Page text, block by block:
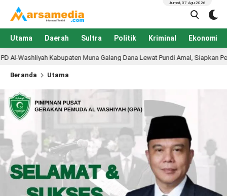
Utama Daerah Sultra Politik Kriminal Ekonomi
Jumat, 07 Agu 2026
Galang Dana Lewat Pundi Amal, Siapkan Pembangunan PKBM Al-
Beranda Utama